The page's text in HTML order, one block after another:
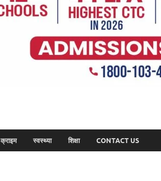
क्राइम स्वस्थ्या शिक्षा CONTACT US